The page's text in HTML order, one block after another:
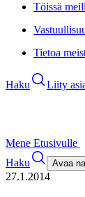
Töissä
Tietoa
Haku Liity
Mene Etusivulle
Haku
Avaa
27.1.2014